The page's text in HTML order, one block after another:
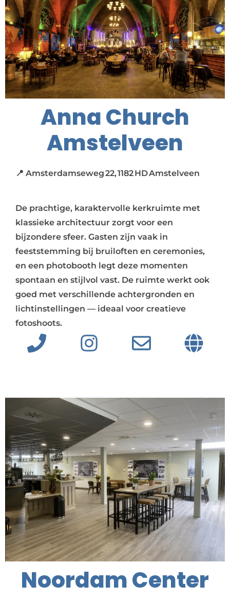
Anna Church
Amstelveen
📍 Amsterdamseweg 22, 1182 HD Amstelveen
De prachtige, karaktervolle kerkruimte met
klassieke architectuur zorgt voor een
bijzondere sfeer. Gasten zijn vaak in
feeststemming bij bruiloften en ceremonies,
en een photobooth legt deze momenten
spontaan en stijlvol vast. De ruimte werkt ook
goed met verschillende achtergronden en
lichtinstellingen — ideaal voor creatieve
fotoshoots.
Noordam Center